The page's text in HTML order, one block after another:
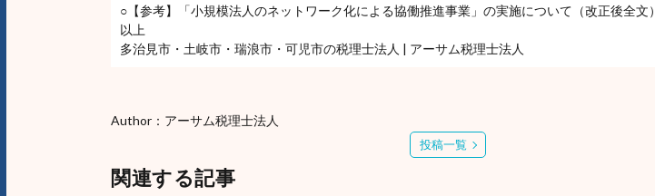
○【参考】「小規模法人のネットワーク化による協働推進事業」の実施について（改正後全文）
以上
多治見市・土岐市・瑞浪市・可児市の税理士法人 | アーサム税理士法人
Author：アーサム税理士法人
投稿一覧
関連する記事